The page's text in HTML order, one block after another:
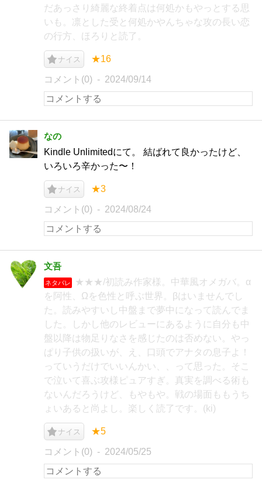
だあっさり綺麗な終着点は何処かもやっとする思
いも。凛とした受と何処かやんちゃな攻の長い恋
の行方、ほろりと読了。
ナイス ★16
コメント(0) 2024/09/14
なの
Kindle Unlimitedにて。 結ばれて良かったけど、
いろいろ辛かった〜！
ナイス ★3
コメント(0) 2024/08/24
文吾
ネタバレ
★★★/初読み作家様。中華風オメガバ。α
を阿性、Ωを色性と呼ぶ世界。βはいませんでし
た。読みやすいし中盤まで夢中になって読んでま
した。しかし他のレビューにあるように自分も中
盤以降は物足りなさを感じたのは否めない。やっ
ぱり子供の扱いが、え、口頭でアナタの息子よ！
っていうだけでいいんかい、、って思った。そこ
で泣いて喜ぶ攻様ピュアすぎ。真実を調べる術も
ないんだろうけど、もやもや。戦の場面ももうち
ょいあると尚よし。楽しく読了です。(ki)
ナイス ★5
コメント(0) 2024/05/25